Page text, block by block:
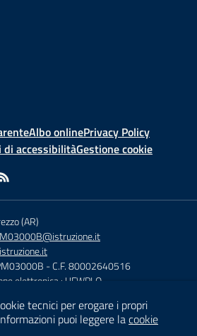
Albo onlinePrivacy Policy
di accessibilitàGestione cookie
(AR)
- C.F. 80002640516
elettronica : UFWPLQ
Concept & Design by
Designers Italia
tecnici per erogare i propri
puoi leggere lacookie